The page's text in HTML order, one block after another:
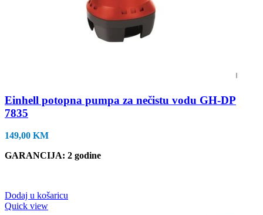
Einhell potopna pumpa za nečistu vodu GH-DP
7835
149,00 KM
GARANCIJA: 2 godine
Dodaj u košaricu
Quick view